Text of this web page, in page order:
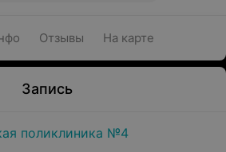
Отзывы На карте
Запись
поликлиника №4